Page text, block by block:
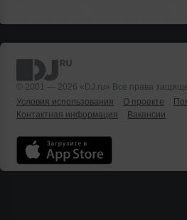
© 2001 — 2026 «DJ.ru» Все права
Условия использования
О проекте
Контактная информация
Вакансии